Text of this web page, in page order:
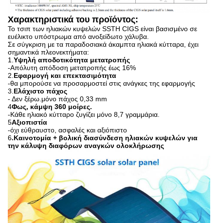
Χαρακτηριστικά του προϊόντος:
Το τσιπ των ηλιακών κυψελών SSTH CIGS είναι βασισμένο σε
ευέλικτο υπόστρωμα από ανοξείδωτο χάλυβα.
Σε σύγκριση με τα παραδοσιακά άκαμπτα ηλιακά κύτταρα, έχει
σημαντικά πλεονεκτήματα:
1.Υψηλή αποδοτικότητα μετατροπής
-Απόλυτη απόδοση μετατροπής έως 16%
2.Εφαρμογή και επεκτασιμότητα
-θα μπορούσε να προσαρμοστεί στις ανάγκες της εφαρμογής
3.Ελάχιστο πάχος
- Δεν ξέρω.μόνο πάχος 0,33 mm
4Φως, κάμψη 360 μοίρες.
-Κάθε ηλιακό κύτταρο ζυγίζει μόνο 8,7 γραμμάρια.
5Αξιοπιστία
-όχι εύθραυστο, ασφαλές και αξιόπιστο
6.Καινοτομία + βολική διασύνδεση ηλιακών κυψελών για
την κάλυψη διαφόρων αναγκών ολοκλήρωσης